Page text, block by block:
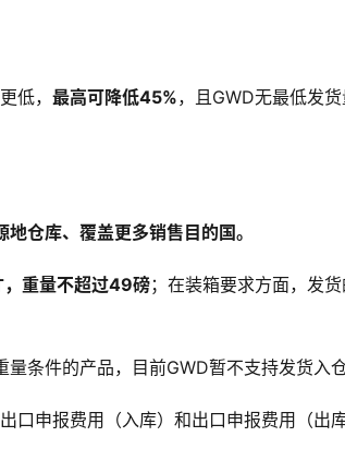
低， 最高可降低45%，且GWD无最低发
仓库、覆盖更多销售目的国。
，重量不超过49磅；在装箱要求方面，发
条件的产品，目前GWD暂不支持发货入仓
申报费用（入库）和出口申报费用（出